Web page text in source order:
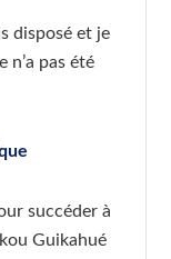
disposé et je
pas été
succéder à
Guikahué